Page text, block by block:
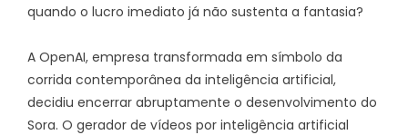
quando o lucro imediato já não sustenta a fantasia?
A OpenAI, empresa transformada em símbolo da
corrida contemporânea da inteligência artificial,
decidiu encerrar abruptamente o desenvolvimento do
Sora. O gerador de vídeos por inteligência artificial